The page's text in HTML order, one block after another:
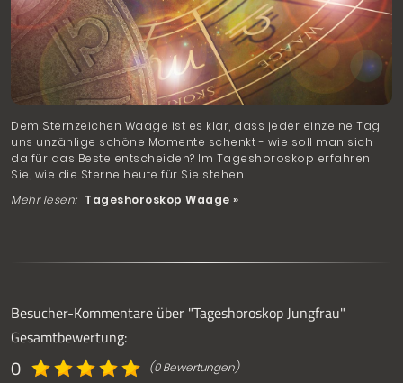
Dem Sternzeichen Waage ist es klar, dass jeder einzelne Tag
uns unzählige schöne Momente schenkt - wie soll man sich
da für das Beste entscheiden? Im Tageshoroskop erfahren
Sie, wie die Sterne heute für Sie stehen.
Mehr lesen: Tageshoroskop Waage »
Besucher-Kommentare über "Tageshoroskop Jungfrau"
Gesamtbewertung:
0 (0 Bewertungen)